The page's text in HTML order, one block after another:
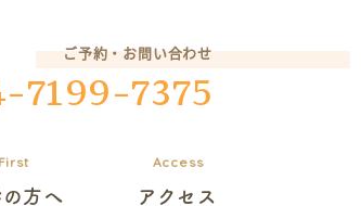
ご予約・お問い合わせ
7199-7375
First
方へ
Access
アクセス